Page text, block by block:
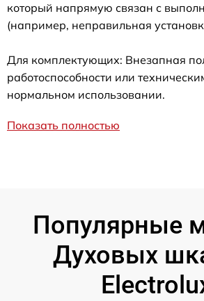
который напрямую связан с
(например, неправильная
Для комплектующих: Внезапная
работоспособности или
нормальном использовании.
Показать полностью
Популярные
Духовых